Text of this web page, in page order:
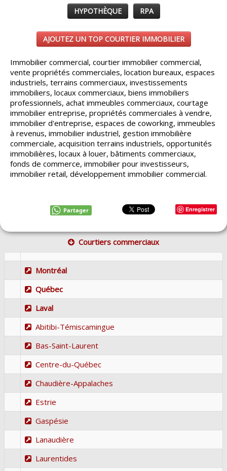
HYPOTHÈQUE RPA
AJOUTEZ UN TOP COURTIER IMMOBILIER
Immobilier commercial, courtier immobilier commercial,
vente propriétés commerciales, location bureaux, espaces
industriels, terrains commerciaux, investissements
immobiliers, locaux commerciaux, biens immobiliers
professionnels, achat immeubles commerciaux, courtage
immobilier entreprise, propriétés commerciales à vendre,
immobilier d'entreprise, espaces de coworking, immeubles
à revenus, immobilier industriel, gestion immobilière
commerciale, acquisition terrains industriels, opportunités
immobilières, locaux à louer, bâtiments commerciaux,
fonds de commerce, immobilier pour investisseurs,
immobilier retail, développement immobilier commercial.
Enregistrer
Partager
Courtiers commerciaux
Montréal
Québec
Laval
Abitibi-Témiscamingue
Bas-Saint-Laurent
Centre-du-Québec
Chaudière-Appalaches
Estrie
Gaspésie
Lanaudière
Laurentides